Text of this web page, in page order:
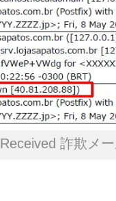
Received 詐欺メ